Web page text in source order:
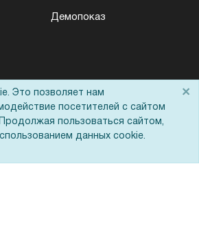
Демопоказ
Это позволяет нам
посетителей с сайтом
пользоваться сайтом,
данных cookie.
×